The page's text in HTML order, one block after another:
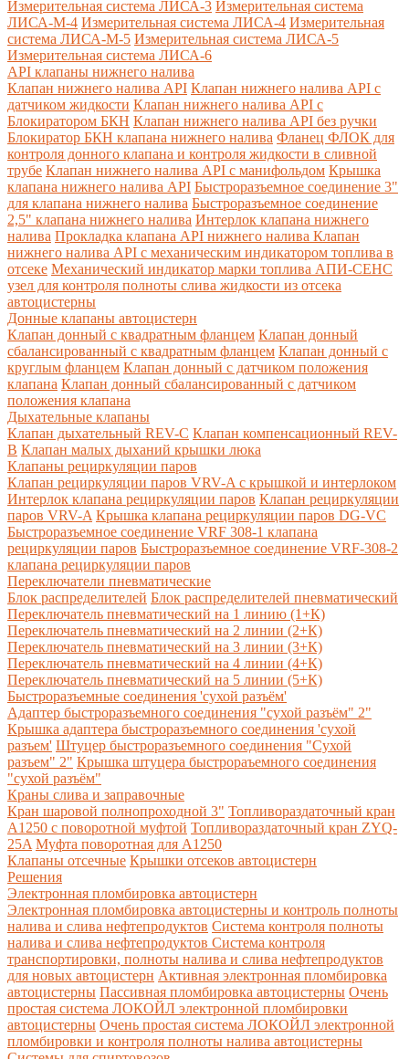
Измерительная система ЛИСА-3 Измерительная система
ЛИСА-М-4 Измерительная система ЛИСА-4 Измерительная
система ЛИСА-М-5 Измерительная система ЛИСА-5
Измерительная система ЛИСА-6
API клапаны нижнего налива
Клапан нижнего налива API Клапан нижнего налива API с
датчиком жидкости Клапан нижнего налива API с
Блокиратором БКН Клапан нижнего налива API без ручки
Блокиратор БКН клапана нижнего налива Фланец ФЛОК для
контроля донного клапана и контроля жидкости в сливной
трубе Клапан нижнего налива API с манифольдом Крышка
клапана нижнего налива API Быстроразъемное соединение 3"
для клапана нижнего налива Быстроразъемное соединение
2,5" клапана нижнего налива Интерлок клапана нижнего
налива Прокладка клапана API нижнего налива Клапан
нижнего налива API с механическим индикатором топлива в
отсеке Механический индикатор марки топлива АПИ-СЕНС
узел для контроля полноты слива жидкости из отсека
автоцистерны
Донные клапаны автоцистерн
Клапан донный с квадратным фланцем Клапан донный
сбалансированный с квадратным фланцем Клапан донный с
круглым фланцем Клапан донный с датчиком положения
клапана Клапан донный сбалансированный с датчиком
положения клапана
Дыхательные клапаны
Клапан дыхательный REV-C Клапан компенсационный REV-
B Клапан малых дыханий крышки люка
Клапаны рециркуляции паров
Клапан рециркуляции паров VRV-A с крышкой и интерлоком
Интерлок клапана рециркуляции паров Клапан рециркуляции
паров VRV-A Крышка клапана рециркуляции паров DG-VC
Быстроразъемное соединение VRF 308-1 клапана
рециркуляции паров Быстроразъемное соединение VRF-308-2
клапана рециркуляции паров
Переключатели пневматические
Блок распределителей Блок распределителей пневматический
Переключатель пневматический на 1 линию (1+К)
Переключатель пневматический на 2 линии (2+К)
Переключатель пневматический на 3 линии (3+К)
Переключатель пневматический на 4 линии (4+К)
Переключатель пневматический на 5 линии (5+К)
Быстроразъемные соединения 'сухой разъём'
Адаптер быстроразъемного соединения "сухой разъём" 2"
Крышка адаптера быстроразъемного соединения 'сухой
разъем' Штуцер быстроразъемного соединения "Сухой
разъем" 2" Крышка штуцера быстрораъемного соединения
"сухой разъём"
Краны слива и заправочные
Кран шаровой полнопроходной 3" Топливораздаточный кран
A1250 с поворотной муфтой Топливораздаточный кран ZYQ-
25A Муфта поворотная для А1250
Клапаны отсечные Крышки отсеков автоцистерн
Решения
Электронная пломбировка автоцистерн
Электронная пломбировка автоцистерны и контроль полноты
налива и слива нефтепродуктов Система контроля полноты
налива и слива нефтепродуктов Система контроля
транспортировки, полноты налива и слива нефтепродуктов
для новых автоцистерн Активная электронная пломбировка
автоцистерны Пассивная пломбировка автоцистерны Очень
простая система ЛОКОЙЛ электронной пломбировки
автоцистерны Очень простая система ЛОКОЙЛ электронной
пломбировки и контроля полноты налива автоцистерны